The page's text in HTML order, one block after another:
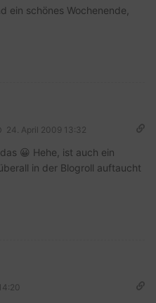
ein schönes Wochenende,
24. April 2009 13:32
😀 Hehe, ist auch ein
in der Blogroll auftaucht